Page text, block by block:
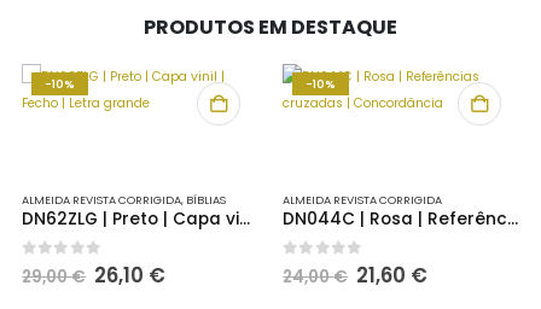
PRODUTOS EM DESTAQUE
-10%
ALMEIDA REVISTA CORRIGIDA, BÍBLIAS
DN62ZLG | Preto | Capa vinil | Fecho | Letra grande
out of 5
29,00€ O
preço
26,10 €
-10%
ALMEIDA REVISTA CORRIGIDA
DN044C | Rosa | Referências cruzadas | Concordância
out of 5
24,00€ O
preço
21,60 €